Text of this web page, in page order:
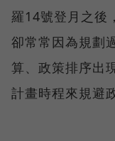
羅14號登月之後
卻常常因為規劃
算、政策排序出
計畫時程來規避